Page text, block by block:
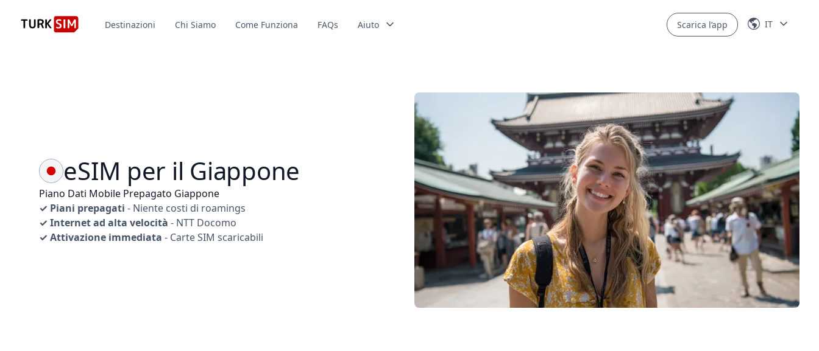
Destinazioni Chi Siamo Come Funziona FAQs Aiuto Scarica l’app IT
eSIM per il Giappone
Piano Dati Mobile Prepagato Giappone
✓ Piani prepagati - Niente costi di roamings
✓ Internet ad alta velocità - NTT Docomo
✓ Attivazione immediata - Carte SIM scaricabili